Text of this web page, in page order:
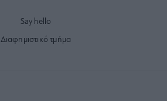
Say hello
Διαφημιστικό τμήμα